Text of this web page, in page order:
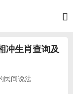
冲生肖查询及
民间说法